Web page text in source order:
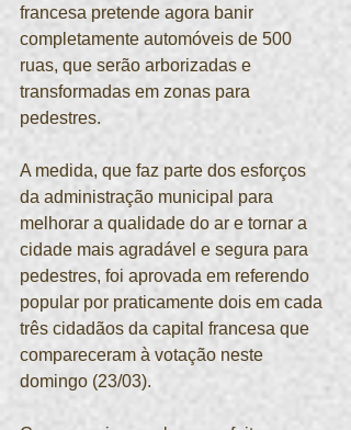
francesa pretende agora banir
completamente automóveis de 500
ruas, que serão arborizadas e
transformadas em zonas para
pedestres.
A medida, que faz parte dos esforços
da administração municipal para
melhorar a qualidade do ar e tornar a
cidade mais agradável e segura para
pedestres, foi aprovada em referendo
popular por praticamente dois em cada
três cidadãos da capital francesa que
compareceram à votação neste
domingo (23/03).